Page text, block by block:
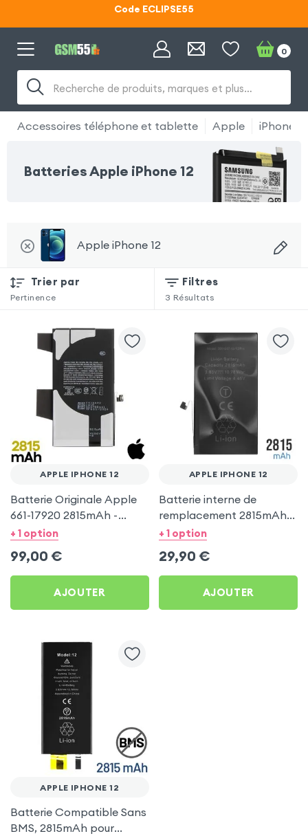
Code ECLIPSE55
Code ECLIPSE55
Recherche de produits, marques et plus…
0
Accessoires téléphone et tablette Apple iPhone 12
Batteries Apple iPhone 12
Apple iPhone 12
Trier par
Pertinence
Filtres
3 Résultats
APPLE IPHONE 12
Batterie Originale Apple
661-17920 2815mAh -
Service Pack pour Apple
+ 1 option
99,00 €
AJOUTER
APPLE IPHONE 12
Batterie interne de
remplacement 2815mAh
pour Apple iPhone 12
+ 1 option
29,90 €
AJOUTER
APPLE IPHONE 12
Batterie Compatible Sans
BMS, 2815mAh pour